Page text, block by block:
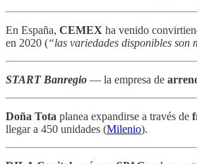
En España, CEMEX ha venido
en 2020 (“las variedades disponibles son
START Banregio — la empresa de
Doña Tota planea expandirse a través de
llegar a 450 unidades (Milenio).